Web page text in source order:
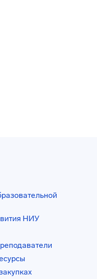
НИУ